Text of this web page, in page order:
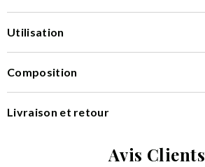
Utilisation
Composition
Livraison et retour
Avis Clients